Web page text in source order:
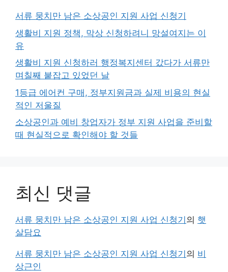
서류 뭉치만 남은 소상공인 지원 사업 신청기
생활비 지원 정책, 막상 신청하려니 망설여지는 이
유
생활비 지원 신청하러 행정복지센터 갔다가 서류만
며칠째 붙잡고 있었던 날
1등급 에어컨 구매, 정부지원금과 실제 비용의 현실
적인 저울질
소상공인과 예비 창업자가 정부 지원 사업을 준비할
때 현실적으로 확인해야 할 것들
최신 댓글
서류 뭉치만 남은 소상공인 지원 사업 신청기 의 햇
살담요
서류 뭉치만 남은 소상공인 지원 사업 신청기 의 비
상근인